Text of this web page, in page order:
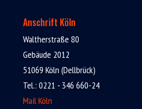
Anschrift Köln
Waltherstraße 80
Gebäude 2012
51069 Köln (Dellbrück)
Tel.: 0221 - 346 660-24
Mail Köln